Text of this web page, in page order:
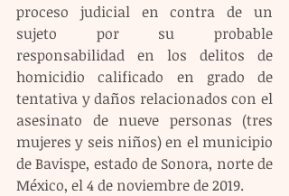
proceso judicial en contra de un
sujeto por su probable
responsabilidad en los delitos de
homicidio calificado en grado de
tentativa y daños relacionados con el
asesinato de nueve personas (tres
mujeres y seis niños) en el municipio
de Bavispe, estado de Sonora, norte de
México, el 4 de noviembre de 2019.